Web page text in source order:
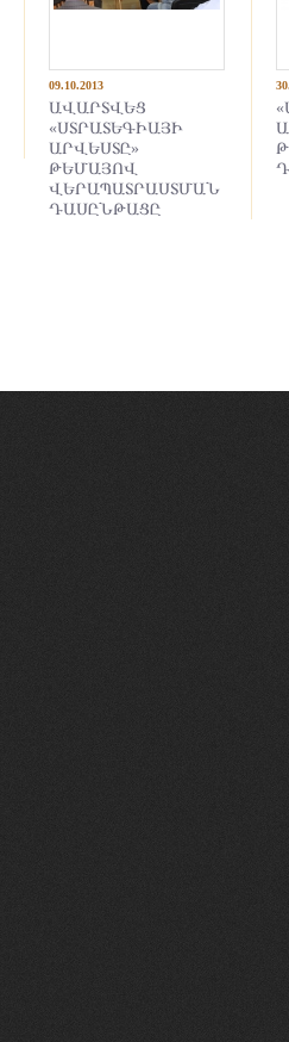
09.10.2013
ԱՎԱՐՏՎԵՑ
«ՍՏՐԱՏԵԳԻԱՅԻ
ԱՐՎԵՍՏԸ»
ԹԵՄԱՅՈՎ
ՎԵՐԱՊԱՏՐԱՍՏՄԱՆ
ԴԱՍԸՆԹԱՑԸ